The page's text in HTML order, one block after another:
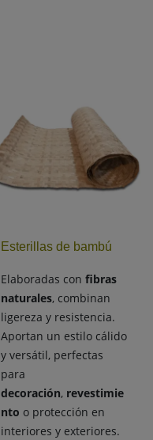
Esterillas de bambú
Elaboradas con fibras
naturales, combinan
ligereza y resistencia.
Aportan un estilo cálido
y versátil, perfectas
para
decoración, revestimie
nto o protección en
interiores y exteriores.